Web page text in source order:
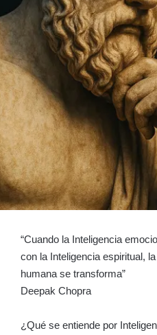
“Cuando la Inteligencia
con la Inteligencia espiritual,
humana se transforma”
Deepak Chopra
¿Qué se entiende por